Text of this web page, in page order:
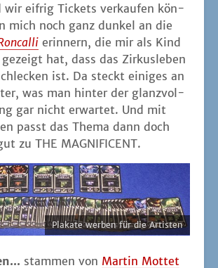
wir eif­rig Tickets ver­kau­fen kön­
mich noch ganz dun­kel an die
erin­nern, die mir als Kind
hat, dass das Zir­kus­le­ben
ist. Da steckt eini­ges an
was man hin­ter der glanz­vol­
gar nicht erwar­tet. Und mit
passt das The­ma dann doch
zu THE MAGNIFICENT.
Pla­ka­te wer­ben für die Artisten
stam­men von Mar­tin Mot­tet